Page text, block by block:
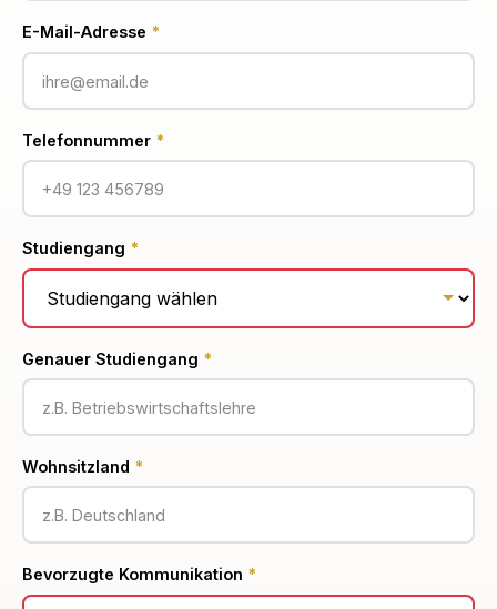
E-Mail-Adresse *
Telefonnummer *
Studiengang *
Genauer Studiengang *
Wohnsitzland *
Bevorzugte Kommunikation *